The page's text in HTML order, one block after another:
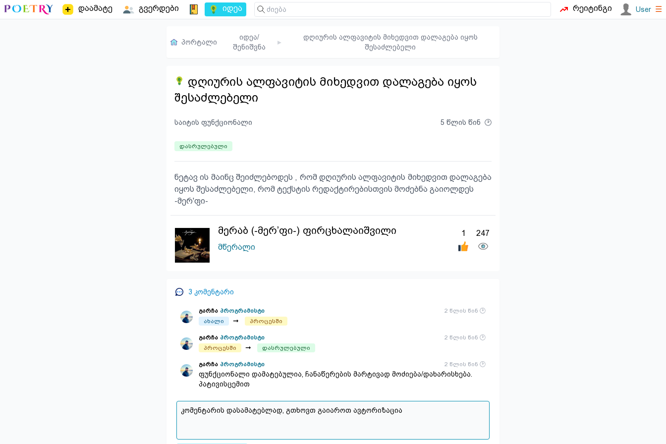
დაამატე გვერდები იდეა რეიტინგი User ☰
პორტალი
იდეა/
შენიშვნა
▸
დღიურის ალფავიტის მიხედვით დალაგება იყოს
შესაძლებელი
დღიურის ალფავიტის მიხედვით დალაგება იყოს
შესაძლებელი
საიტის ფუნქციონალი 5 წლის წინ
დასრულებული
ნეტავ ის მაინც შეიძლებოდეს , რომ დღიურის ალფავიტის მიხედვით დალაგება
იყოს შესაძლებელი, რომ ტექსტის რედაქტირებისთვის მოძებნა გაიოლდეს
-მერ'ფი-
მერაბ (-მერ’ფი-) ფირცხალაიშვილი
მწერალი
1 247
3 კომენტარი
გარჩა პროგრამისტი
2 წლის წინ
ახალი
➞ პროცესში
გარჩა პროგრამისტი
2 წლის წინ
პროცესში
➞ დასრულებული
გარჩა პროგრამისტი 2 წლის წინ
ფუნქციონალი დამატებულია, ჩანაწერების მარტივად მოძიება/დახარისხება.
პატივისცემით